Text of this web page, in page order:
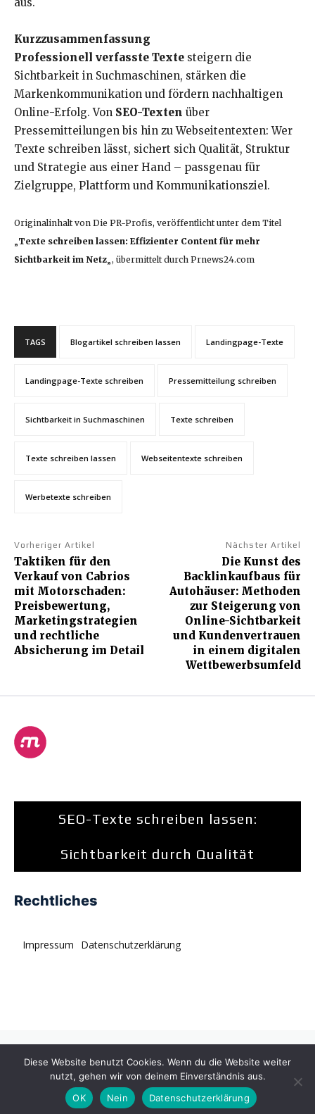
Kurzzusammenfassung
Professionell verfasste Texte steigern die
Sichtbarkeit in Suchmaschinen, stärken die
Markenkommunikation und fördern nachhaltigen
Online-Erfolg. Von SEO-Texten über
Pressemitteilungen bis hin zu Webseitentexten: Wer
Texte schreiben lässt, sichert sich Qualität, Struktur
und Strategie aus einer Hand – passgenau für
Zielgruppe, Plattform und Kommunikationsziel.
Originalinhalt von Die PR-Profis, veröffentlicht unter dem Titel
Texte schreiben lassen: Effizienter Content für mehr
Sichtbarkeit im Netz „, übermittelt durch Prnews24.com
TAGS Blogartikel schreiben lassen Landingpage-Texte
Landingpage-Texte schreiben Pressemitteilung schreiben
Sichtbarkeit in Suchmaschinen Texte schreiben
Texte schreiben lassen Webseitentexte schreiben
Werbetexte schreiben
Vorheriger Artikel
Taktiken für den
Verkauf von Cabrios
mit Motorschaden:
Preisbewertung,
Marketingstrategien
und rechtliche
Absicherung im Detail
Nächster Artikel
Die Kunst des
Backlinkaufbaus für
Autohäuser: Methoden
zur Steigerung von
Online-Sichtbarkeit
und Kundenvertrauen
in einem digitalen
Wettbewerbsumfeld
SEO-Texte schreiben lassen:
Sichtbarkeit durch Qualität
Rechtliches
Impressum Datenschutzerklärung
multipurpose Prebuilt Website with a wide range of usability.
Diese Website benutzt Cookies. Wenn du die Website weiter
nutzt, gehen wir von deinem Einverständnis aus.
OK
Nein Datenschutzerklärung